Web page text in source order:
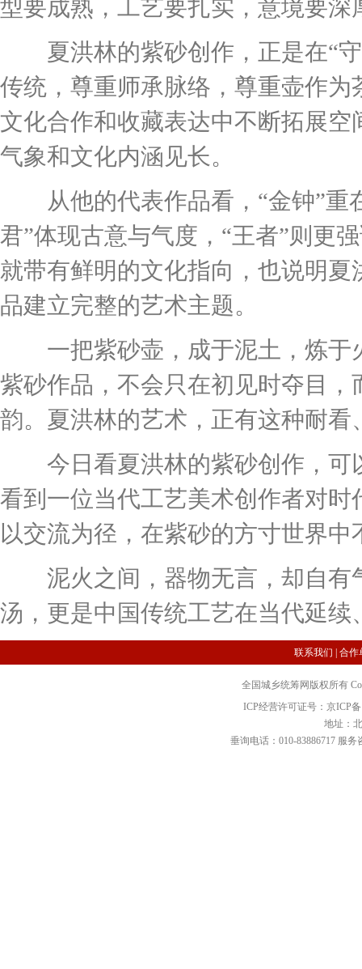
型要成熟，工艺要扎实，意境要深
夏洪林的紫砂创作，正是在“守
传统，尊重师承脉络，尊重壶作
文化合作和收藏表达中不断拓展
气象和文化内涵见长。
从他的代表作品看，“金钟”重
君”体现古意与气度，“王者”则更
就带有鲜明的文化指向，也说明
品建立完整的艺术主题。
一把紫砂壶，成于泥土，炼于
紫砂作品，不会只在初见时夺目
韵。夏洪林的艺术，正有这种耐看
今日看夏洪林的紫砂创作，可
看到一位当代工艺美术创作者对
以交流为径，在紫砂的方寸世界
泥火之间，器物无言，却自有
汤，更是中国传统工艺在当代延
联系我们 | 合作
全国城乡统筹网版权所有
ICP经营许可证号：京ICP备
地址：
垂询电话：010-83886717 服务